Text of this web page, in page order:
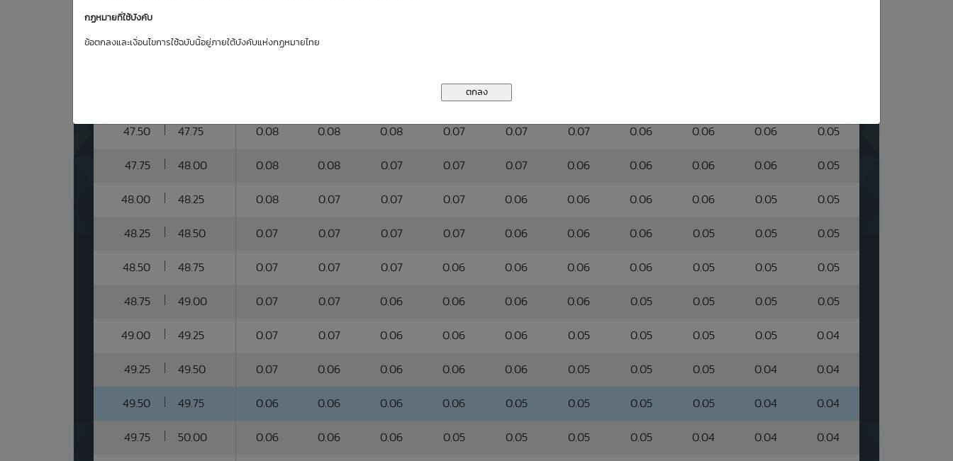
กฏหมายที่ใช้บังคับ
ข้อตกลงและเงื่อนไขการใช้ฉบับนี้อยู่ภายใต้บังคับแห่งกฏหมายไทย
GPSC
Bid | Offer
0.07 0.07
47.50 47.75 0.08 0.08 0.08 0.07 0.07 0.07 0.06 0.06 0.06 0.05
47.75 48.00 0.08 0.08 0.07 0.07 0.07 0.06 0.06 0.06 0.06 0.05
48.00 48.25 0.08 0.07 0.07 0.07 0.06 0.06 0.06 0.06 0.05 0.05
48.25 48.50 0.07 0.07 0.07 0.07 0.06 0.06 0.06 0.05 0.05 0.05
48.50 48.75 0.07 0.07 0.07 0.06 0.06 0.06 0.06 0.05 0.05 0.05
48.75 49.00 0.07 0.07 0.06 0.06 0.06 0.06 0.05 0.05 0.05 0.05
49.00 49.25 0.07 0.07 0.06 0.06 0.06 0.05 0.05 0.05 0.05 0.04
49.25 49.50 0.07 0.06 0.06 0.06 0.06 0.05 0.05 0.05 0.04 0.04
49.50 49.75 0.06 0.06 0.06 0.06 0.05 0.05 0.05 0.05 0.04 0.04
49.75 50.00 0.06 0.06 0.06 0.05 0.05 0.05 0.05 0.04 0.04 0.04